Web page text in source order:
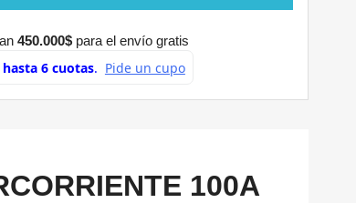
450.000$ para el envío gratis
100A